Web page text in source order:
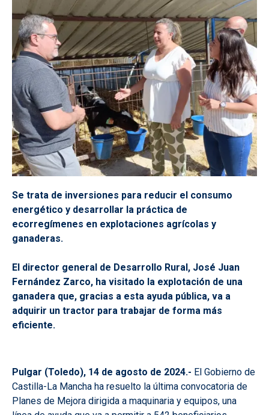
Se trata de inversiones para reducir el consumo
energético y desarrollar la práctica de
ecorregímenes en explotaciones agrícolas y
ganaderas.
El director general de Desarrollo Rural, José Juan
Fernández Zarco, ha visitado la explotación de una
ganadera que, gracias a esta ayuda pública, va a
adquirir un tractor para trabajar de forma más
eficiente.
Pulgar (Toledo), 14 de agosto de 2024.- El Gobierno de
Castilla-La Mancha ha resuelto la última convocatoria de
Planes de Mejora dirigida a maquinaria y equipos, una